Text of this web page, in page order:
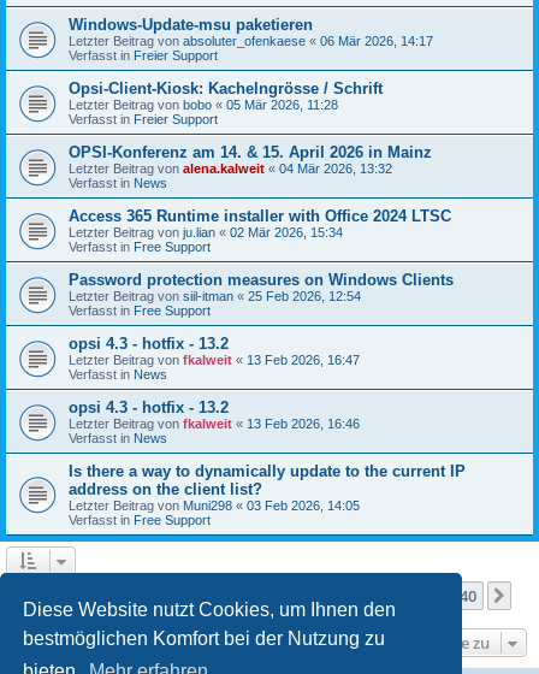
Diese Website nutzt Cookies, um Ihnen den
bestmöglichen Komfort bei der Nutzung zu
Windows-Update-msu paketieren
Letzter Beitrag von absoluter_ofenkaese « 06 Mär 2026, 14:17
Verfasst in Freier Support
Opsi-Client-Kiosk: Kachelngrösse / Schrift
Letzter Beitrag von bobo « 05 Mär 2026, 11:28
Verfasst in Freier Support
OPSI-Konferenz am 14. & 15. April 2026 in Mainz
Letzter Beitrag von alena.kalweit « 04 Mär 2026, 13:32
Verfasst in News
Access 365 Runtime installer with Office 2024 LTSC
Letzter Beitrag von ju.lian « 02 Mär 2026, 15:34
Verfasst in Free Support
Password protection measures on Windows Clients
Letzter Beitrag von siil-itman « 25 Feb 2026, 12:54
Verfasst in Free Support
opsi 4.3 - hotfix - 13.2
Letzter Beitrag von fkalweit « 13 Feb 2026, 16:47
Verfasst in News
opsi 4.3 - hotfix - 13.2
Letzter Beitrag von fkalweit « 13 Feb 2026, 16:46
Verfasst in News
Is there a way to dynamically update to the current IP
address on the client list?
Letzter Beitrag von Muni298 « 03 Feb 2026, 14:05
Verfasst in Free Support
40
Gehe zu